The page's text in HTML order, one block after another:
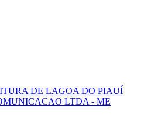
DE LAGOA DO PIAUÍ
LTDA - ME